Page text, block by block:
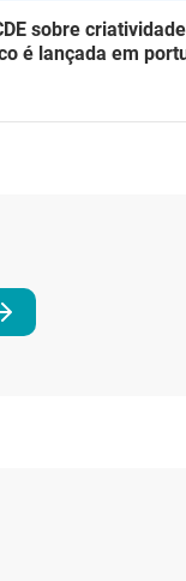
sobre
é lançada em